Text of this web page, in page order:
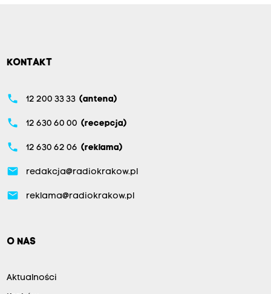
KONTAKT
phone 12 200 33 33 (antena)
phone 12 630 60 00 (recepcja)
phone 12 630 62 06 (reklama)
email redakcja@radiokrakow.pl
email reklama@radiokrakow.pl
O NAS
Aktualności